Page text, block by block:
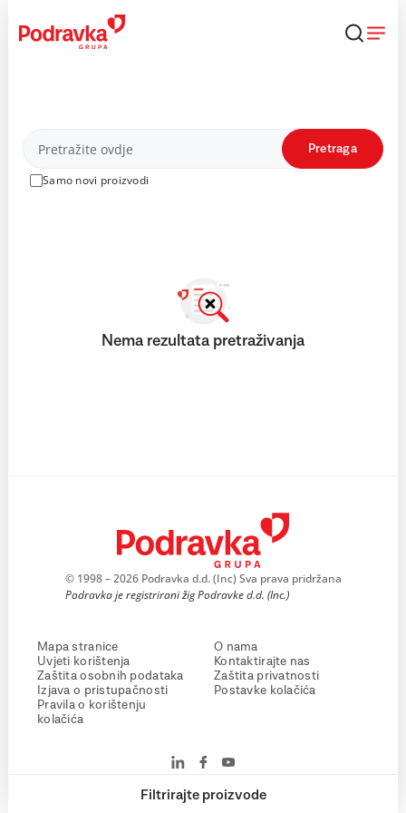
content
Proizvodi
Samo novi proizvodi
Pretraga
Filtrirajte proizvode
Nema rezultata pretraživanja
© 1998 – 2026 Podravka d.d. (Inc) Sva prava pridržana
Podravka je registrirani žig Podravke d.d. (Inc.)
Mapa stranice
Uvjeti korištenja
Zaštita osobnih podataka
Izjava o pristupačnosti
Pravila o korištenju
kolačića
O nama
Kontaktirajte nas
Zaštita privatnosti
Postavke kolačića